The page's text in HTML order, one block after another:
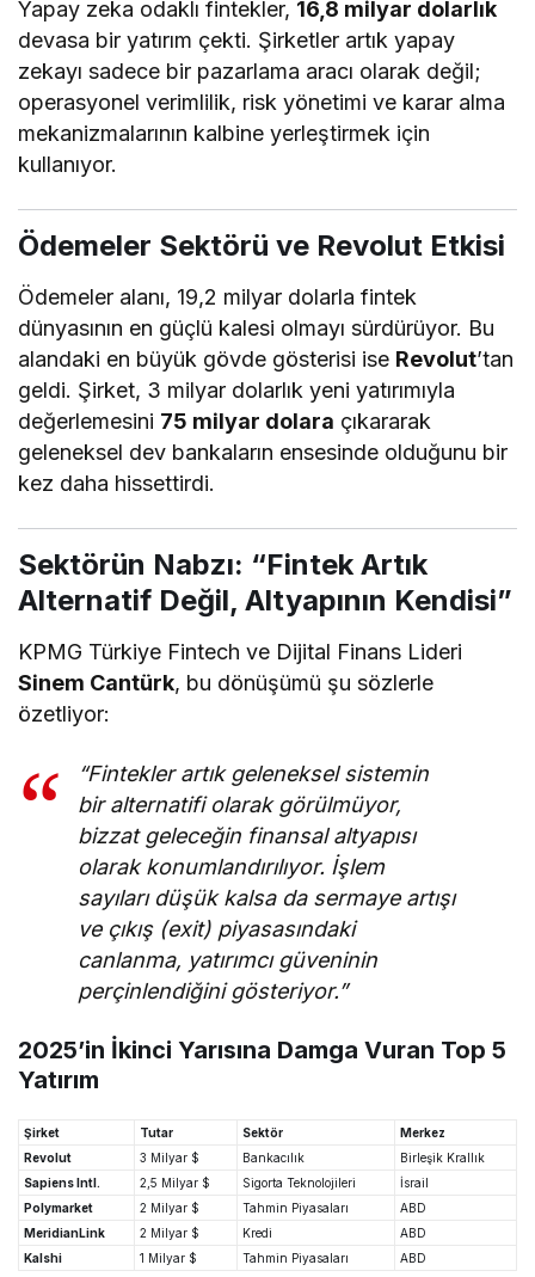
Yapay zeka odaklı fintekler, 16,8 milyar dolarlık
devasa bir yatırım çekti. Şirketler artık yapay
zekayı sadece bir pazarlama aracı olarak değil;
operasyonel verimlilik, risk yönetimi ve karar alma
mekanizmalarının kalbine yerleştirmek için
kullanıyor.
Ödemeler Sektörü ve Revolut Etkisi
Ödemeler alanı, 19,2 milyar dolarla fintek
dünyasının en güçlü kalesi olmayı sürdürüyor. Bu
alandaki en büyük gövde gösterisi ise Revolut’tan
geldi. Şirket, 3 milyar dolarlık yeni yatırımıyla
değerlemesini 75 milyar dolara çıkararak
geleneksel dev bankaların ensesinde olduğunu bir
kez daha hissettirdi.
Sektörün Nabzı: “Fintek Artık
Alternatif Değil, Altyapının Kendisi”
KPMG Türkiye Fintech ve Dijital Finans Lideri
Sinem Cantürk, bu dönüşümü şu sözlerle
özetliyor:
“Fintekler artık geleneksel sistemin
bir alternatifi olarak görülmüyor,
bizzat geleceğin finansal altyapısı
olarak konumlandırılıyor. İşlem
sayıları düşük kalsa da sermaye artışı
ve çıkış (exit) piyasasındaki
canlanma, yatırımcı güveninin
perçinlendiğini gösteriyor.”
2025’in İkinci Yarısına Damga Vuran Top 5
Yatırım
Şirket Tutar Sektör
Merkez
Revolut
3 Milyar $ Bankacılık
Birleşik Krallık
Sapiens Intl.
2,5 Milyar $ Sigorta Teknolojileri
İsrail
Polymarket
2 Milyar $ Tahmin Piyasaları
ABD
MeridianLink
2 Milyar $ Kredi
ABD
Kalshi
1 Milyar $ Tahmin Piyasaları ABD